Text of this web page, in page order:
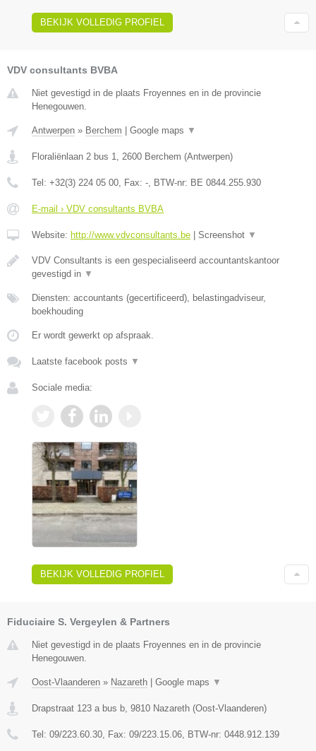
BEKIJK VOLLEDIG PROFIEL
VDV consultants BVBA
Niet gevestigd in de plaats Froyennes en in de provincie
Henegouwen.
Antwerpen » Berchem Google maps ▼
Floraliënlaan 2 bus 1 2600 Berchem (Antwerpen)
Tel: +32(3) 224 05 00 , Fax: - , BTW-nr: BE 0844.255.930
E-mail › VDV consultants BVBA
Website: http://www.vdvconsultants.be Screenshot ▼
VDV Consultants is een gespecialiseerd accountantskantoor
gevestigd in ▼
Diensten: accountants (gecertificeerd), belastingadviseur,
boekhouding
Er wordt gewerkt op afspraak.
Laatste facebook posts ▼
Sociale media:
BEKIJK VOLLEDIG PROFIEL
Fiduciaire S. Vergeylen & Partners
Niet gevestigd in de plaats Froyennes en in de provincie
Henegouwen.
Oost-Vlaanderen » Nazareth Google maps ▼
Drapstraat 123 a bus b 9810 Nazareth (Oost-Vlaanderen)
Tel: 09/223.60.30 , Fax: 09/223.15.06 , BTW-nr: 0448.912.139